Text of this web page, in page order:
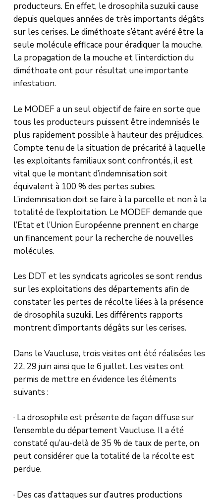
producteurs. En effet, le drosophila suzukii cause
depuis quelques années de très importants dégâts
sur les cerises. Le diméthoate s’étant avéré être la
seule molécule efficace pour éradiquer la mouche.
La propagation de la mouche et l’interdiction du
diméthoate ont pour résultat une importante
infestation.
Le MODEF a un seul objectif de faire en sorte que
tous les producteurs puissent être indemnisés le
plus rapidement possible à hauteur des préjudices.
Compte tenu de la situation de précarité à laquelle
les exploitants familiaux sont confrontés, il est
vital que le montant d’indemnisation soit
équivalent à 100 % des pertes subies.
L’indemnisation doit se faire à la parcelle et non à la
totalité de l’exploitation. Le MODEF demande que
l’Etat et l’Union Européenne prennent en charge
un financement pour la recherche de nouvelles
molécules.
Les DDT et les syndicats agricoles se sont rendus
sur les exploitations des départements afin de
constater les pertes de récolte liées à la présence
de drosophila suzukii. Les différents rapports
montrent d’importants dégâts sur les cerises.
Dans le Vaucluse, trois visites ont été réalisées les
22, 29 juin ainsi que le 6 juillet. Les visites ont
permis de mettre en évidence les éléments
suivants :
· La drosophile est présente de façon diffuse sur
l’ensemble du département Vaucluse. Il a été
constaté qu’au-delà de 35 % de taux de perte, on
peut considérer que la totalité de la récolte est
perdue.
· Des cas d’attaques sur d’autres productions